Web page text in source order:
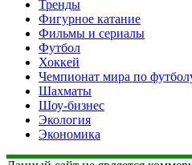
Тренды
Фигурное катание
Фильмы и сериалы
Футбол
Хоккей
Чемпионат мира по
Шахматы
Шоу-бизнес
Экология
Экономика